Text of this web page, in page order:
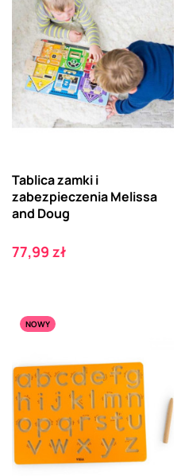
Tablica zamki i
zabezpieczenia Melissa
and Doug
Cena
77,99 zł
NOWY